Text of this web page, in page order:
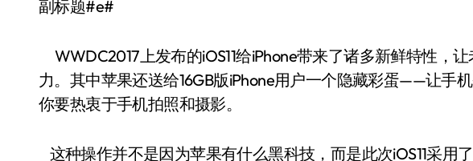
副标题#e#
WWDC2017上发布的iOS11给iPhone带来了诸多新鲜特性，
力。其中苹果还送给16GB版iPhone用户一个隐藏彩蛋——让手
你要热衷于手机拍照和摄影。
这种操作并不是因为苹果有什么黑科技，而是此次iOS11采用